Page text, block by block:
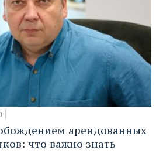
арендованных
что важно знать